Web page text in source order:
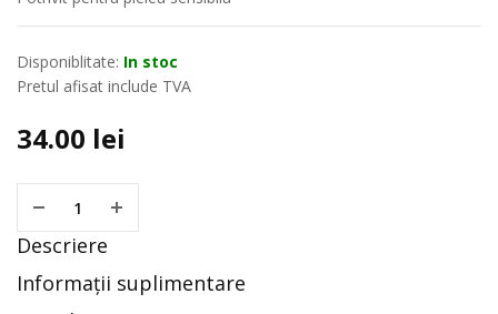
Disponiblitate: In stoc
Pretul afisat include TVA
34.00 lei
Descriere
Informații suplimentare